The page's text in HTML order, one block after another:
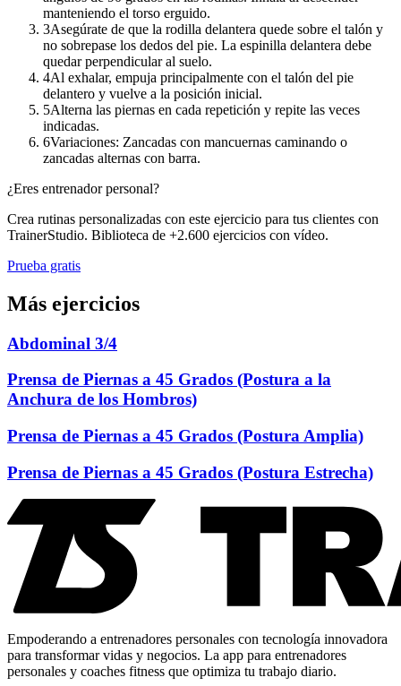
manteniendo el torso erguido.
3Asegúrate de que la rodilla delantera quede sobre el talón y
no sobrepase los dedos del pie. La espinilla delantera debe
quedar perpendicular al suelo.
4Al exhalar, empuja principalmente con el talón del pie
delantero y vuelve a la posición inicial.
5Alterna las piernas en cada repetición y repite las veces
indicadas.
6Variaciones: Zancadas con mancuernas caminando o
zancadas alternas con barra.
¿Eres entrenador personal?
Crea rutinas personalizadas con este ejercicio para tus clientes con
TrainerStudio. Biblioteca de +2.600 ejercicios con vídeo.
Prueba gratis
Más ejercicios
Abdominal 3/4
Prensa de Piernas a 45 Grados (Postura a la
Anchura de los Hombros)
Prensa de Piernas a 45 Grados (Postura Amplia)
Prensa de Piernas a 45 Grados (Postura Estrecha)
Empoderando a entrenadores personales con tecnología innovadora
para transformar vidas y negocios. La app para entrenadores
personales y coaches fitness que optimiza tu trabajo diario.